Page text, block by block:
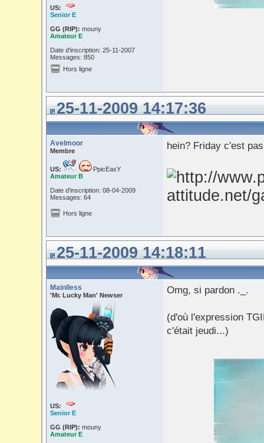
US:
Senior E
GG (RIP): mouny
Amateur E
Date d'inscription: 25-11-2007
Messages: 850
Hors ligne
25-11-2009 14:17:36
Avelmoor
Membre
US:
PpicEasY
Amateur B
Date d'inscription: 08-04-2009
Messages: 64
hein? Friday c'est
Hors ligne
25-11-2009 14:18:11
Mainlless
'Mr. Lucky Man' Newser
US:
Senior E
GG (RIP): mouny
Amateur E
Omg, si pardon ._.
(d'où l'expression
c'était jeudi...)